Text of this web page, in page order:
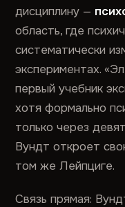
дисциплину —
область, где
систематически
экспериментах.
первый учебник
хотя формально
только через
Вундт откроет
том же Лейпциге.
Связь прямая: